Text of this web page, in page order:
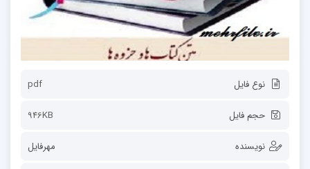
نوع فایل pdf
حجم فایل 946KB
نویسنده مهرفایل